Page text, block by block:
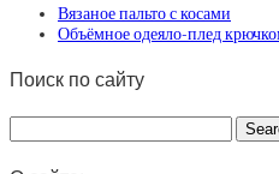
Вязаное пальто с косами
Объёмное одеяло-плед
Поиск по сайту